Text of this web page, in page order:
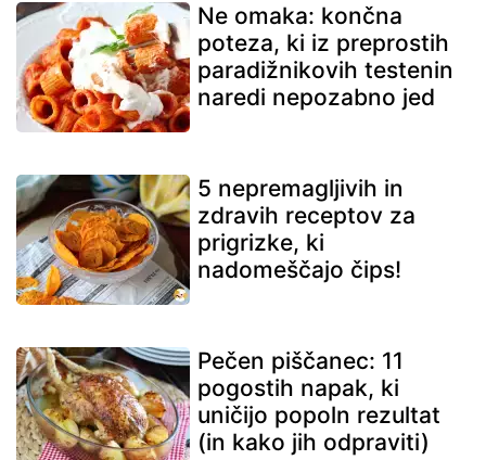
Ne omaka: končna
poteza, ki iz preprostih
paradižnikovih testenin
naredi nepozabno jed
5 nepremagljivih in
zdravih receptov za
prigrizke, ki
nadomeščajo čips!
Pečen piščanec: 11
pogostih napak, ki
uničijo popoln rezultat
(in kako jih odpraviti)